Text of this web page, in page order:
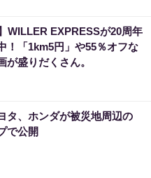
WILLER EXPRESSが20周年
！「1km5円」や55％オフな
が盛りだくさん。
タ、ホンダが被災地周辺の
で公開